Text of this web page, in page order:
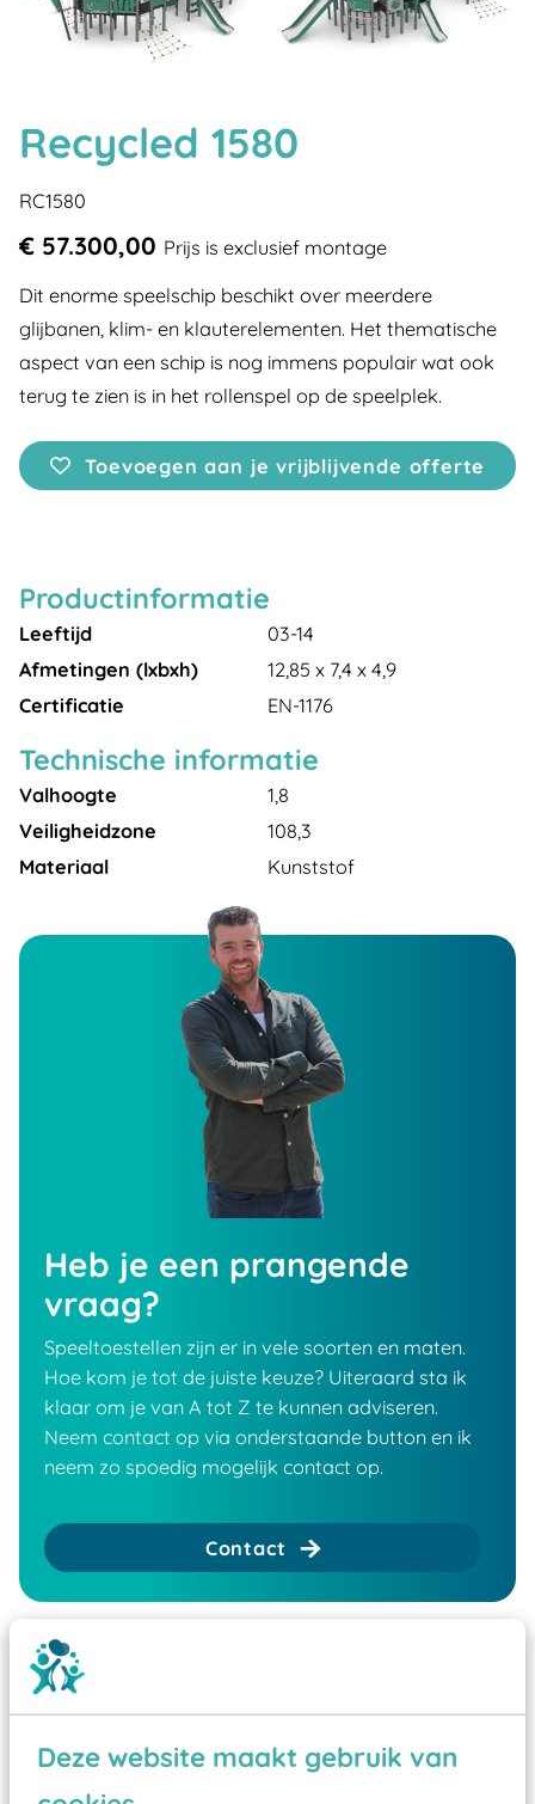
Deze website maakt gebruik van
Recycled 1580
RC1580
€ 57.300,00 Prijs is exclusief montage
Dit enorme speelschip beschikt over meerdere
glijbanen, klim- en klauterelementen. Het thematische
aspect van een schip is nog immens populair wat ook
terug te zien is in het rollenspel op de speelplek.
Toevoegen aan je vrijblijvende offerte
Productinformatie
Leeftijd
03-14
Afmetingen (lxbxh)
12,85 x 7,4 x 4,9
Certificatie
EN-1176
Technische informatie
Valhoogte
1,8
Veiligheidzone
108,3
Materiaal
Kunststof
Heb je een prangende
vraag?
Speeltoestellen zijn er in vele soorten en maten.
Hoe kom je tot de juiste keuze? Uiteraard sta ik
klaar om je van A tot Z te kunnen adviseren.
Neem contact op via onderstaande button en ik
neem zo spoedig mogelijk contact op.
Contact